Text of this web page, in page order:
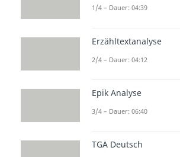
1/4 – Dauer: 04:39
Erzähltextanalyse
2/4 – Dauer: 04:12
Epik Analyse
3/4 – Dauer: 06:40
TGA Deutsch